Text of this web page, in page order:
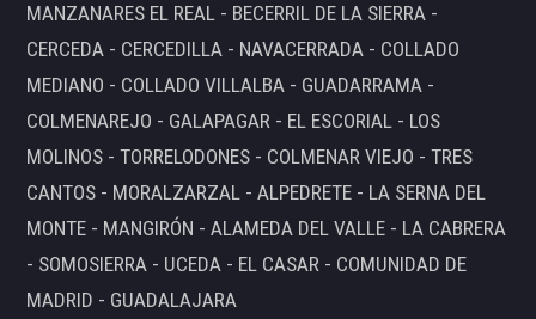
MANZANARES EL REAL - BECERRIL DE LA SIERRA -
CERCEDA - CERCEDILLA - NAVACERRADA - COLLADO
MEDIANO - COLLADO VILLALBA - GUADARRAMA -
COLMENAREJO - GALAPAGAR - EL ESCORIAL - LOS
MOLINOS - TORRELODONES - COLMENAR VIEJO - TRES
CANTOS - MORALZARZAL - ALPEDRETE - LA SERNA DEL
MONTE - MANGIRÓN - ALAMEDA DEL VALLE - LA CABRERA
- SOMOSIERRA - UCEDA - EL CASAR - COMUNIDAD DE
MADRID - GUADALAJARA